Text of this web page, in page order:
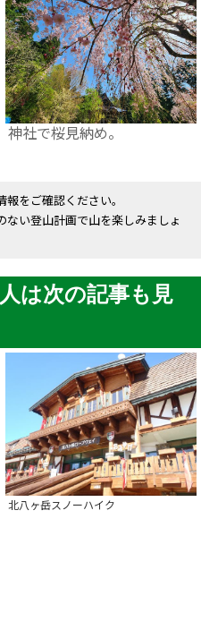
神社で桜見納め。
をご確認ください。
ない登山計画で山を楽しみましょ
は次の記事も見
北八ヶ岳スノーハイク